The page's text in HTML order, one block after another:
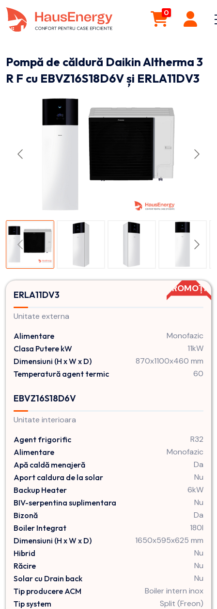
0
Pompă de căldură Daikin Altherma 3
R F cu EBVZ16S18D6V și ERLA11DV3
PROMOȚIE
ERLA11DV3
Unitate externa
Alimentare Monofazic
Clasa Putere kW 11kW
Dimensiuni (H x W x D) 870x1100x460 mm
Temperatură agent termic 60
EBVZ16S18D6V
Unitate interioara
Agent frigorific R32
Alimentare Monofazic
Apă caldă menajeră Da
Aport caldura de la solar Nu
Backup Heater 6kW
BIV-serpentina suplimentara Nu
Bizonă Da
Boiler Integrat 180l
Dimensiuni (H x W x D) 1650x595x625 mm
Hibrid Nu
Răcire Nu
Solar cu Drain back Nu
Tip producere ACM Boiler intern inox
Tip system Split (Freon)